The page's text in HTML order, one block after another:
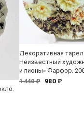
Декоративная
Неизвестный
и пионы» Фарфор.
1 440 ₽
980 ₽